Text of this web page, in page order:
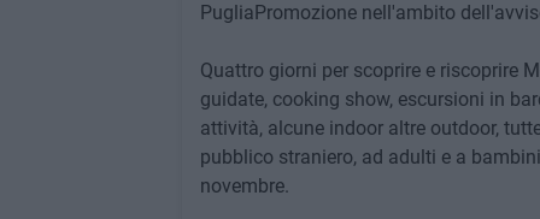
PugliaPromozione nell'ambito
Quattro giorni per scoprire e riscoprire
guidate, cooking show, escursioni in
attività, alcune indoor altre outdoor,
pubblico straniero, ad adulti e a
novembre.